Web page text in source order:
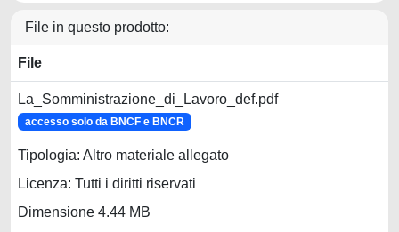
File in questo prodotto:
File
La_Somministrazione_di_Lavoro_def.pdf
accesso solo da BNCF e BNCR
Tipologia: Altro materiale allegato
Licenza: Tutti i diritti riservati
Dimensione 4.44 MB